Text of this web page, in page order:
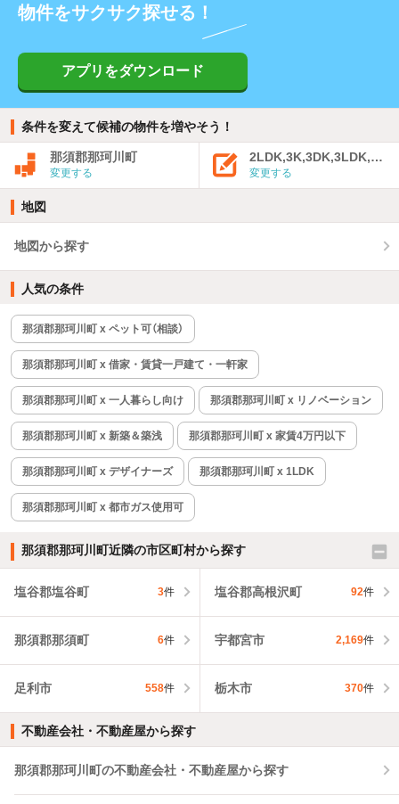
物件をサクサク探せる！
アプリをダウンロード
条件を変えて候補の物件を増やそう！
那須郡那珂川町
変更する 変更する
地図
地図から探す
人気の条件
那須郡那珂川町 x ペット可（相談）
那須郡那珂川町 x 借家・賃貸一戸建て・一軒家
那須郡那珂川町 x 一人暮らし向け 那須郡那珂川町 x リノベーション
那須郡那珂川町 x 新築＆築浅 那須郡那珂川町 x 家賃4万円以下
那須郡那珂川町 x デザイナーズ 那須郡那珂川町 x 1LDK
那須郡那珂川町 x 都市ガス使用可
那須郡那珂川町近隣の市区町村から探す
塩谷郡塩谷町 3件 塩谷郡高根沢町 92件
那須郡那須町 6件 宇都宮市 2,169件
足利市 558件 栃木市 370件
不動産会社・不動産屋から探す
那須郡那珂川町の不動産会社・不動産屋から探す